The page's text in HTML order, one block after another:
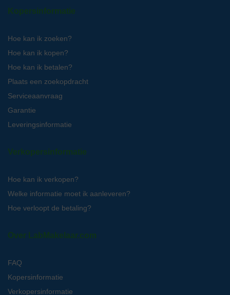
Kopersinformatie
Hoe kan ik zoeken?
Hoe kan ik kopen?
Hoe kan ik betalen?
Plaats een zoekopdracht
Serviceaanvraag
Garantie
Leveringsinformatie
Verkopersinformatie
Hoe kan ik verkopen?
Welke informatie moet ik aanleveren?
Hoe verloopt de betaling?
Over LabMakelaar.com
FAQ
Kopersinformatie
Verkopersinformatie